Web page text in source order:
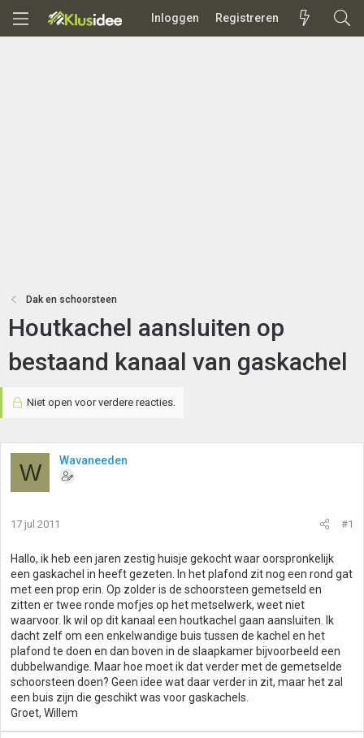
Inloggen Registreren
Dak en schoorsteen
Houtkachel aansluiten op
bestaand kanaal van gaskachel
Niet open voor verdere reacties.
W Wavaneeden
17 jul 2011 #1
Hallo, ik heb een jaren zestig huisje gekocht waar oorspronkelijk
een gaskachel in heeft gezeten. In het plafond zit nog een rond gat
met een prop erin. Op zolder is de schoorsteen gemetseld en
zitten er twee ronde mofjes op het metselwerk, weet niet
waarvoor. Ik wil op dit kanaal een houtkachel gaan aansluiten. Ik
dacht zelf om een enkelwandige buis tussen de kachel en het
plafond te doen en dan boven in de slaapkamer bijvoorbeeld een
dubbelwandige. Maar hoe moet ik dat verder met de gemetselde
schoorsteen doen? Geen idee wat daar verder in zit, maar het zal
een buis zijn die geschikt was voor gaskachels.
Groet, Willem